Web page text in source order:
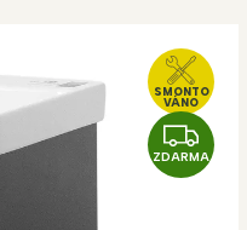
Z
D
ZDARMA
SMONTO
VÁNO